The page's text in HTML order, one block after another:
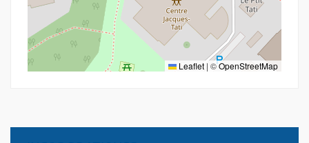
Leaflet | ©OpenStreetMap